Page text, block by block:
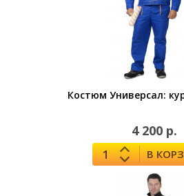
Костюм Универсал:
4 200 р.
В